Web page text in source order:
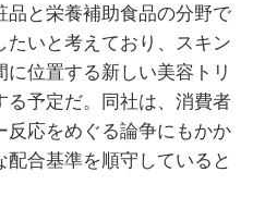
品と栄養補助食品の分野で
いと考えており、スキン
位置する新しい美容トリ
る予定だ。同社は、消費者
反応をめぐる論争にもかか
合基準を順守していると